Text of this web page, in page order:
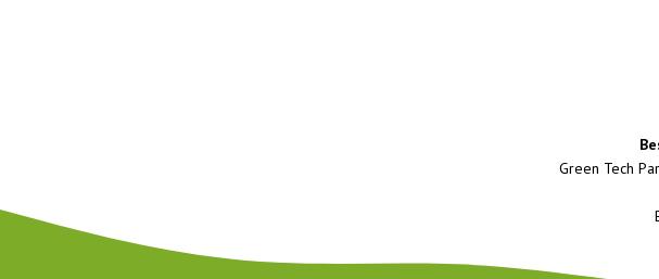
Green Tech